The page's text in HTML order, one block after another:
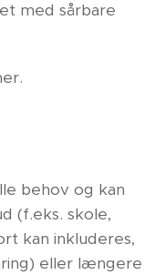
med sårbare
behov og kan
(f.eks. skole,
kan inkluderes,
eller længere